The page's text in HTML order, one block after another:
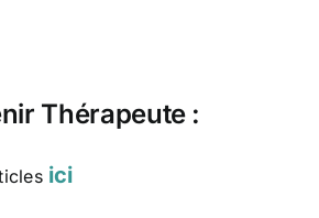
Thérapeute :
ici